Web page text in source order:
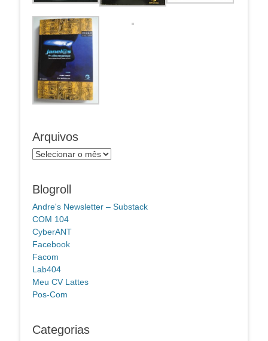
Arquivos
Arquivos
Blogroll
Andre's Newsletter – Substack
COM 104
CyberANT
Facebook
Facom
Lab404
Meu CV Lattes
Pos-Com
Categorias